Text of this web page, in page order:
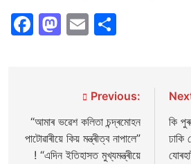
Facebook
Mastodon
Email
navigation
Previous:
“আমাৰ ভৱেশ কলিতা চন্দ্ৰমোহন
পাটোৱাৰীয়ে কিয় মন্ত্ৰীত্ব নাপালে”
! “এদিন ইতিহাসত মুখ্যমন্ত্ৰীয়ে
কি
ঢাকি